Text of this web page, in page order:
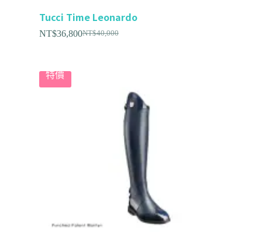
Tucci Time Leonardo
NT$40,000
NT$36,800
特價